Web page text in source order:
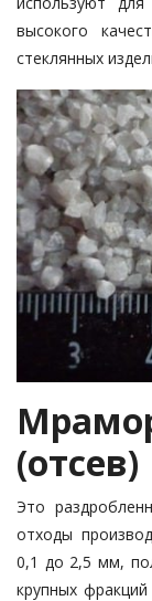
высокого
стеклянных
(отсев)
Это
отходы
0,1 до 2,5 мм,
крупных